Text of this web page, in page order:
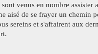
sont venus en nombre
aisé de se frayer un chemin
sereins et s'affairent aux